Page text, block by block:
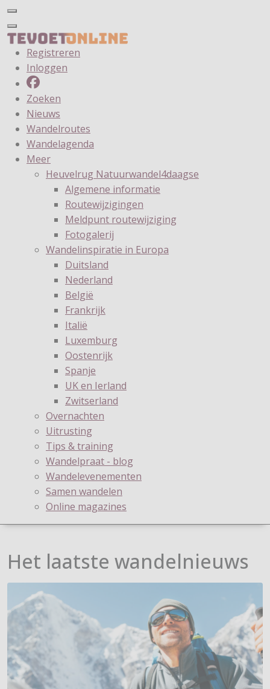
Registreren
Inloggen
Zoeken
Nieuws
Wandelroutes
Wandelagenda
Meer
Heuvelrug Natuurwandel4daagse
Algemene informatie
Routewijzigingen
Meldpunt routewijziging
Fotogalerij
Wandelinspiratie in Europa
Duitsland
Nederland
België
Frankrijk
Italië
Luxemburg
Oostenrijk
Spanje
UK en Ierland
Zwitserland
Overnachten
Uitrusting
Tips & training
Wandelpraat - blog
Wandelevenementen
Samen wandelen
Online magazines
Het laatste wandelnieuws